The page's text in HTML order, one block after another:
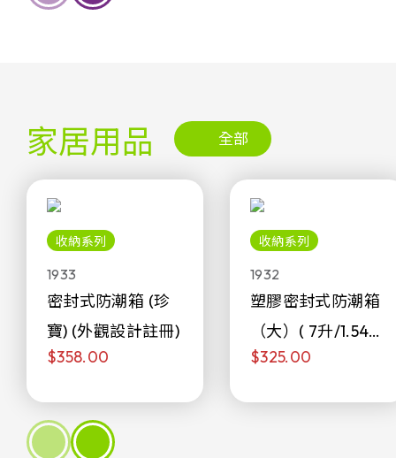
家居用品 全部
收納系列
1933
密封式防潮箱 (珍
寶) (外觀設計註冊)
$358.00
收納系列
1932
塑膠密封式防潮箱
（大）( 7升/1.54加
侖)
$325.00